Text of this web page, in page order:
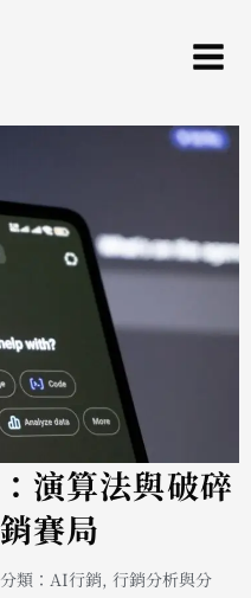
演算法與破碎
賽局
類： AI行銷, 行銷分析與分